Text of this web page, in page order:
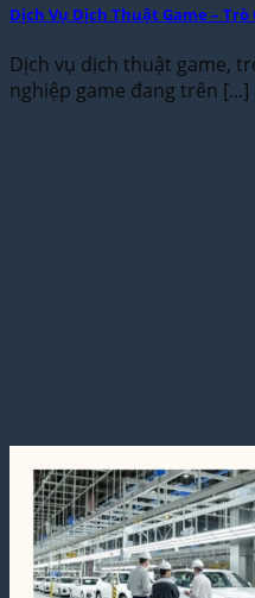
Dịch Vụ Dịch Thuật Game –
Dịch vụ dịch thuật game,
nghiệp game đang trên [...]